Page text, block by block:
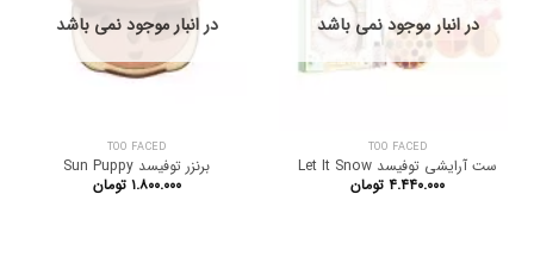
در انبار موجود نمی باشد
TOO FACED
ست آرایشی توفیسد Let It Snow
۴.۴۴۰.۰۰۰ تومان
در انبار موجود نمی باشد
TOO FACED
برنزر توفیسد Sun Puppy
۱.۸۰۰.۰۰۰ تومان